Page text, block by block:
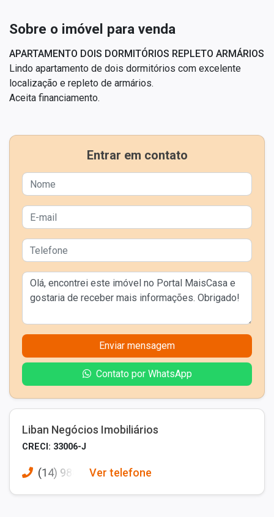
Sobre o imóvel para venda
APARTAMENTO DOIS DORMITÓRIOS REPLETO ARMÁRIOS
Lindo apartamento de dois dormitórios com excelente
localização e repleto de armários.
Aceita financiamento.
Entrar em contato
Enviar mensagem
Contato por WhatsApp
Liban Negócios Imobiliários
CRECI: 33006-J
(14) 988 Ver telefone